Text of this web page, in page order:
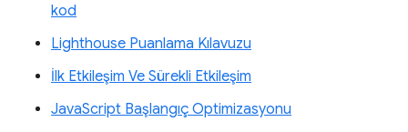
kod
Lighthouse Puanlama Kılavuzu
İlk Etkileşim Ve Sürekli Etkileşim
JavaScript Başlangıç Optimizasyonu